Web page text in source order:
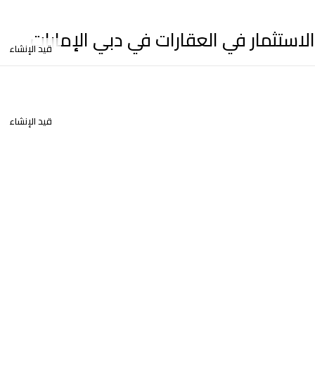
قيد الإنشاءالاستثمار في العقارات في دبي الإمارات
قيد الإنشاء